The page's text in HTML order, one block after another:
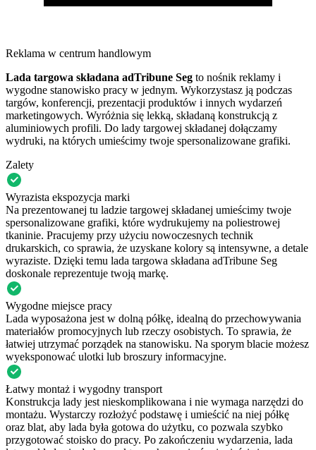
Reklama w centrum handlowym
Lada targowa składana adTribune Seg to nośnik reklamy i
wygodne stanowisko pracy w jednym. Wykorzystasz ją podczas
targów, konferencji, prezentacji produktów i innych wydarzeń
marketingowych. Wyróżnia się lekką, składaną konstrukcją z
aluminiowych profili. Do lady targowej składanej dołączamy
wydruki, na których umieścimy twoje spersonalizowane grafiki.
Zalety
Wyrazista ekspozycja marki
Na prezentowanej tu ladzie targowej składanej umieścimy twoje
spersonalizowane grafiki, które wydrukujemy na poliestrowej
tkaninie. Pracujemy przy użyciu nowoczesnych technik
drukarskich, co sprawia, że uzyskane kolory są intensywne, a detale
wyraziste. Dzięki temu lada targowa składana adTribune Seg
doskonale reprezentuje twoją markę.
Wygodne miejsce pracy
Lada wyposażona jest w dolną półkę, idealną do przechowywania
materiałów promocyjnych lub rzeczy osobistych. To sprawia, że
łatwiej utrzymać porządek na stanowisku. Na sporym blacie możesz
wyeksponować ulotki lub broszury informacyjne.
Łatwy montaż i wygodny transport
Konstrukcja lady jest nieskomplikowana i nie wymaga narzędzi do
montażu. Wystarczy rozłożyć podstawę i umieścić na niej półkę
oraz blat, aby lada była gotowa do użytku, co pozwala szybko
przygotować stoisko do pracy. Po zakończeniu wydarzenia, lada